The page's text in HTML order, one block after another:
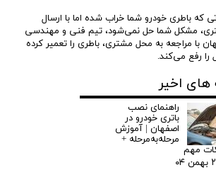
که باطری خودرو شما خراب شده اما با ارسال
مشکل شما حل نمی‌شود، تیم فنی و مهندسی
با مراجعه به محل مشتری، باطری را تعمیر کرده
را رفع می‌کند.
برنا باتری اصفهان با بهره‌گیری از تجربه و
نیز به مشتریان خود نکاتی را در خصوص
خودرو آموزش می‌دهد.
خودرو یکی از اجزای حیاتی خودرو محسوب می‌شود،
باطری، از مهمترین مواردی است که باید به آن
های اخیر
راهنمای نصب
باتری خودرو در
اصفهان | آموزش
مرحله‌به‌مرحله +
مهم
۰۴